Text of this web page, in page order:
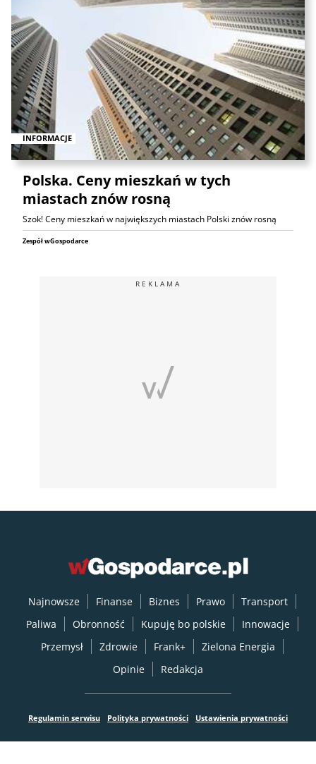
INFORMACJE
Polska. Ceny mieszkań w tych
miastach znów rosną
Szok! Ceny mieszkań w największych miastach Polski znów rosną
Zespół wGospodarce
REKLAMA
Najnowsze Finanse Biznes Prawo
Transport
Paliwa
Obronność Kupuję bo polskie
Innowacje
Przemysł
Zdrowie Frank+
Zielona Energia
Opinie
Redakcja
Regulamin serwisu Polityka prywatności Ustawienia prywatności